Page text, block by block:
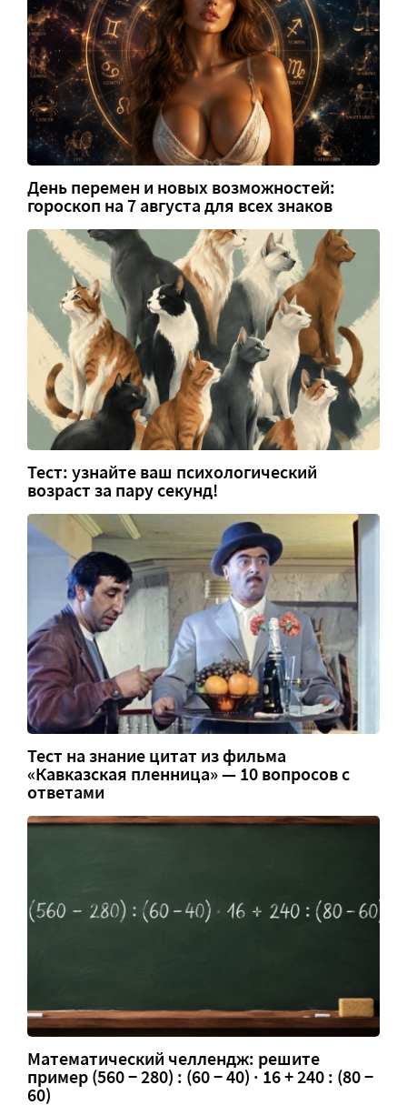
День перемен и новых возможностей:
гороскоп на 7 августа для всех знаков
Тест: узнайте ваш психологический
возраст за пару секунд!
Тест на знание цитат из фильма
«Кавказская пленница» — 10 вопросов с
ответами
Математический челлендж: решите
пример (560 − 280) : (60 − 40) · 16 + 240 : (80 −
60)